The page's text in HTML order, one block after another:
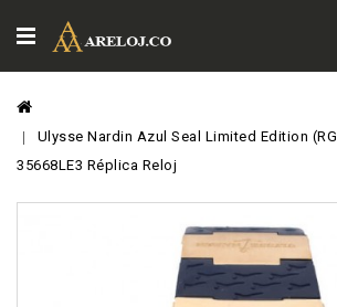
Ulysse Nardin Azul Seal Limited Edition
35668LE3 Réplica Reloj